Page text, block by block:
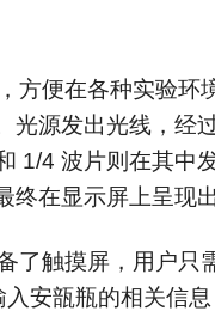
方便在各种实验
源发出光线，经
1/4 波片则在其中
终在显示屏上呈现
了触摸屏，用户只
安瓿瓶的相关信